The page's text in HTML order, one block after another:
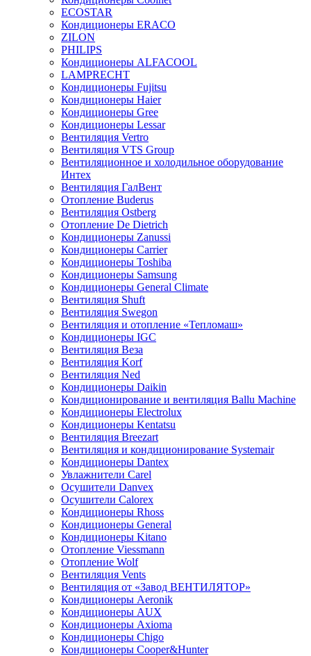
ECOSTAR
Кондиционеры ERACO
ZILON
PHILIPS
Кондиционеры ALFACOOL
LAMPRECHT
Кондиционеры Fujitsu
Кондиционеры Haier
Кондиционеры Gree
Кондиционеры Lessar
Вентиляция Vertro
Вентиляция VTS Group
Вентиляционное и холодильное оборудование
Интех
Вентиляция ГалВент
Отопление Buderus
Вентиляция Ostberg
Отопление De Dietrich
Кондиционеры Zanussi
Кондиционеры Carrier
Кондиционеры Toshiba
Кондиционеры Samsung
Кондиционеры General Climate
Вентиляция Shuft
Вентиляция Swegon
Вентиляция и отопление «Тепломаш»
Кондиционеры IGC
Вентиляция Веза
Вентиляция Korf
Вентиляция Ned
Кондиционеры Daikin
Кондиционирование и вентиляция Ballu Machine
Кондиционеры Electrolux
Кондиционеры Kentatsu
Вентиляция Breezart
Вентиляция и кондиционирование Systemair
Кондиционеры Dantex
Увлажнители Carel
Осушители Danvex
Осушители Calorex
Кондиционеры Rhoss
Кондиционеры General
Кондиционеры Kitano
Отопление Viessmann
Отопление Wolf
Вентиляция Vents
Вентиляция от «Завод ВЕНТИЛЯТОР»
Кондиционеры Aeronik
Кондиционеры AUX
Кондиционеры Axioma
Кондиционеры Chigo
Кондиционеры Cooper&Hunter